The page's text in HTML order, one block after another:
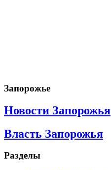
Запорожье
Новости Запорожья
Власть Запорожья
Разделы